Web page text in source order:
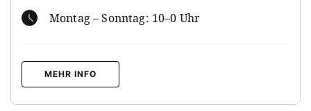
Montag – Sonntag: 10–0 Uhr
MEHR INFO